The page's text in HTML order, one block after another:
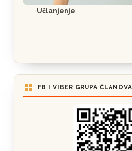
Učlanjenje
FB I VIBER GRUPA ČLANOVA